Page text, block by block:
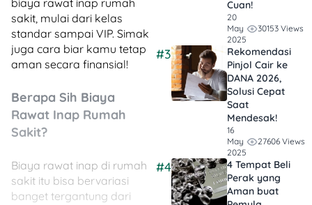
sakit, mulai dari kelas
standar sampai VIP. Simak
juga cara biar kamu tetap
aman secara finansial!
Berapa Sih Biaya
Rawat Inap Rumah
Sakit?
Biaya rawat inap di rumah
sakit itu bisa bervariasi
banget tergantung dari
Cuan!
20
May
2025
30153 Views
#3
Rekomendasi
Pinjol Cair ke
DANA 2026,
Solusi Cepat
Saat
Mendesak!
16
May
2025
27606 Views
#4
4 Tempat Beli
Perak yang
Aman buat